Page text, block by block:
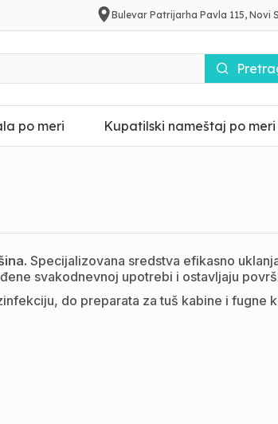
Bulevar Patrijarha Pavla 115, Novi
po meri Kupatilski nameštaj po meri
Specijalizovana sredstva efikasno
svakodnevnoj upotrebi i ostavljaju
do preparata za tuš kabine i fugne